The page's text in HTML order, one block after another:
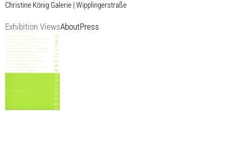
Christine König Galerie | Wipplingerstraße
Exhibition ViewsAboutPress